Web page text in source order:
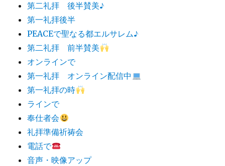
第二礼拝 後半賛美♪
第一礼拝後半
PEACEで聖なる都エルサレム♪
第二礼拝 前半賛美
オンラインで
第一礼拝 オンライン配信中
第一礼拝の時
ラインで
奉仕者会
礼拝準備祈祷会
電話で
音声・映像アップ